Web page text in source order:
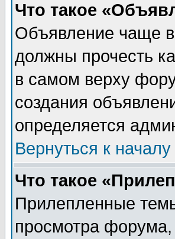
Что такое
Объявление чаще
должны прочесть
в самом верху
создания
определяется
Вернуться к началу
Что такое
Прилепленные
просмотра